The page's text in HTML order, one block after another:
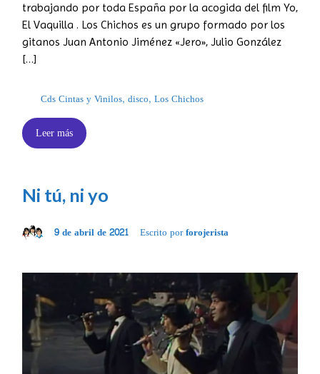
trabajando por toda España por la acogida del film Yo,
El Vaquilla . Los Chichos es un grupo formado por los
gitanos Juan Antonio Jiménez «Jero», Julio González
[…]
Cds Cintas y Vinilos, disco, Los Chichos
Leer más
Ni tú, ni yo
9 de abril de 2021 Escrito porforojerista